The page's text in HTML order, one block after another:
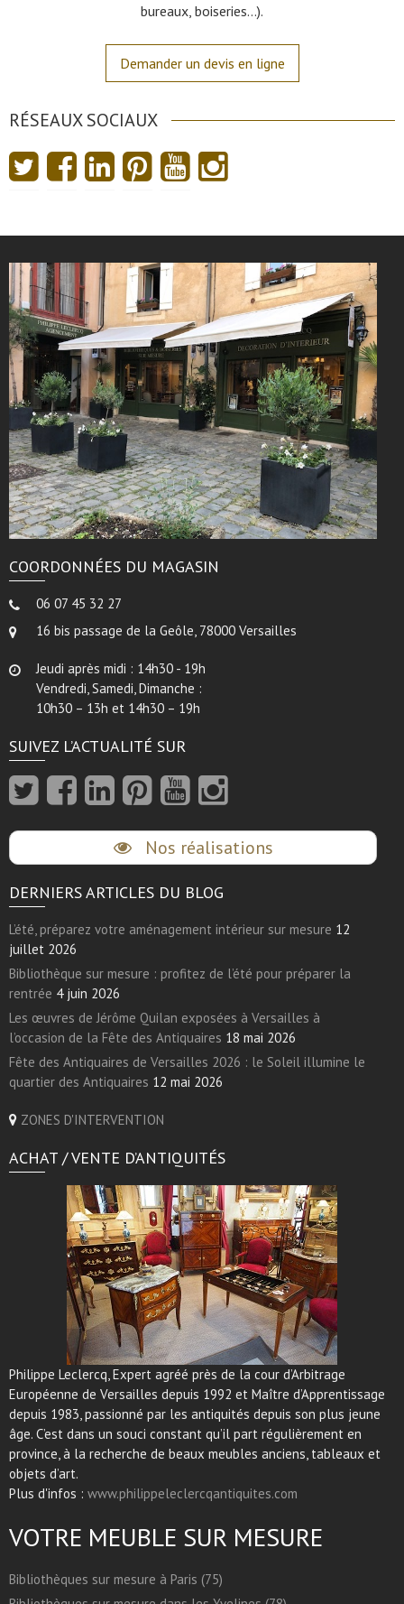
bureaux, boiseries…).
Demander un devis en ligne
RÉSEAUX SOCIAUX
COORDONNÉES DU MAGASIN
06 07 45 32 27
16 bis passage de la Geôle, 78000 Versailles
Jeudi après midi : 14h30 - 19h
Vendredi, Samedi, Dimanche :
10h30 – 13h et 14h30 – 19h
SUIVEZ L’ACTUALITÉ SUR
Nos réalisations
DERNIERS ARTICLES DU BLOG
L’été, préparez votre aménagement intérieur sur mesure 12
juillet 2026
Bibliothèque sur mesure : profitez de l’été pour préparer la
rentrée 4 juin 2026
Les œuvres de Jérôme Quilan exposées à Versailles à
l’occasion de la Fête des Antiquaires 18 mai 2026
Fête des Antiquaires de Versailles 2026 : le Soleil illumine le
quartier des Antiquaires 12 mai 2026
ZONES D'INTERVENTION
ACHAT / VENTE D’ANTIQUITÉS
Philippe Leclercq, Expert agréé près de la cour d’Arbitrage
Européenne de Versailles depuis 1992 et Maître d’Apprentissage
depuis 1983, passionné par les antiquités depuis son plus jeune
âge. C’est dans un souci constant qu’il part régulièrement en
province, à la recherche de beaux meubles anciens, tableaux et
objets d’art.
Plus d'infos : www.philippeleclercqantiquites.com
VOTRE MEUBLE SUR MESURE
Bibliothèques sur mesure à Paris (75)